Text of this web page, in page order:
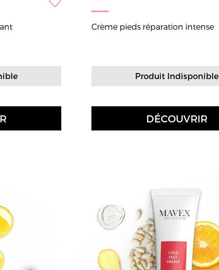
Crème pieds réparation intense
Produit Indisponible
DÉCOUVRIR